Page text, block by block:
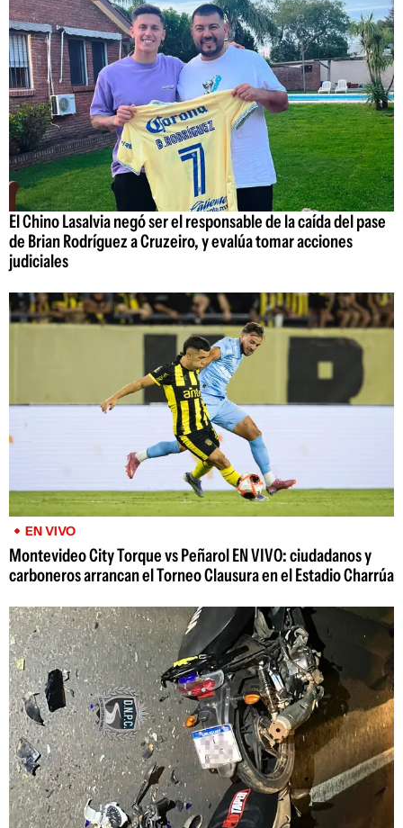
El Chino Lasalvia negó ser el responsable de la caída del pase
de Brian Rodríguez a Cruzeiro, y evalúa tomar acciones
judiciales
EN VIVO
Montevideo City Torque vs Peñarol EN VIVO: ciudadanos y
carboneros arrancan el Torneo Clausura en el Estadio Charrúa